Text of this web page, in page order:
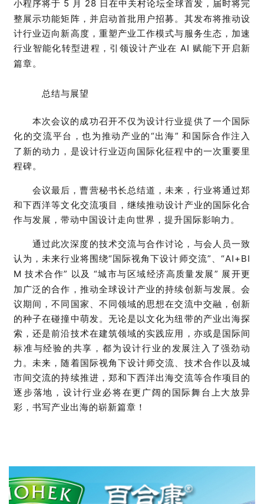
小程序将于 5 月 28 日在中关村论坛全球首发，届时将完
整展示功能矩阵，并启动首批用户招募。其发布将推动设
计行业迈向新高度，重塑产业工作模式与服务生态，加速
行业智能化转型进程，引领设计产业在 AI 赋能下开启新
篇章。
总结与展望
本次会议的成功召开不仅为设计行业提供了一个国际
化的交流平台，也为推动产业的“出海”和国际合作注入
了新的动力，是设计行业迈向国际化征程中的一次重要里
程碑。
会议最后，曹营秘书长总结道，未来，行业将通过郑
和下西洋等文化交流项目，继续推动设计产业的国际化合
作与发展，带动中国设计走向世界，提升国际影响力。
通过此次深度的技术交流与合作讨论，与会人员一致
认为，未来行业将围绕“国际视角下设计师交流” 、“AI+BI
M技术合作” 以及 “城市与区域经济高质量发展” 展开更
加广泛的合作，推动全球设计产业的持续创新与发展。会
议期间，不同国家、不同领域的思想在交流中交融，创新
的种子在碰撞中萌发。无论是以文化为纽带的产业出海探
索，还是前沿技术在建筑领域的实践应用，亦或是国际间
标准与经验的共享，都为设计行业的发展注入了强劲动
力。未来，随着国际视角下设计师交流、技术合作以及城
市间交流的持续推进，郑和下西洋出海交流等合作项目的
逐步落地，设计行业必将在更广阔的国际舞台上大放异
彩，书写产业出海的崭新篇章！